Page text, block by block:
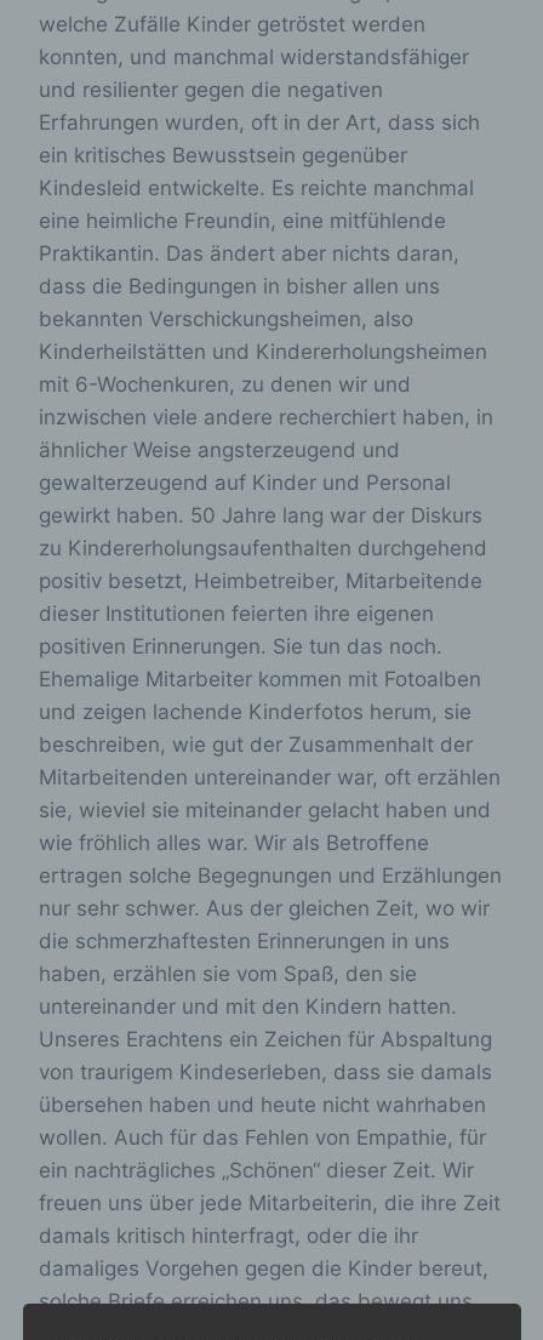
welche Zufälle Kinder getröstet werden
konnten, und manchmal widerstandsfähiger
und resilienter gegen die negativen
Erfahrungen wurden, oft in der Art, dass sich
ein kritisches Bewusstsein gegenüber
Kindesleid entwickelte. Es reichte manchmal
eine heimliche Freundin, eine mitfühlende
Praktikantin. Das ändert aber nichts daran,
dass die Bedingungen in bisher allen uns
bekannten Verschickungsheimen, also
Kinderheilstätten und Kindererholungsheimen
mit 6-Wochenkuren, zu denen wir und
inzwischen viele andere recherchiert haben, in
ähnlicher Weise angsterzeugend und
gewalterzeugend auf Kinder und Personal
gewirkt haben. 50 Jahre lang war der Diskurs
zu Kindererholungsaufenthalten durchgehend
positiv besetzt, Heimbetreiber, Mitarbeitende
dieser Institutionen feierten ihre eigenen
positiven Erinnerungen. Sie tun das noch.
Ehemalige Mitarbeiter kommen mit Fotoalben
und zeigen lachende Kinderfotos herum, sie
beschreiben, wie gut der Zusammenhalt der
Mitarbeitenden untereinander war, oft erzählen
sie, wieviel sie miteinander gelacht haben und
wie fröhlich alles war. Wir als Betroffene
ertragen solche Begegnungen und Erzählungen
nur sehr schwer. Aus der gleichen Zeit, wo wir
die schmerzhaftesten Erinnerungen in uns
haben, erzählen sie vom Spaß, den sie
untereinander und mit den Kindern hatten.
Unseres Erachtens ein Zeichen für Abspaltung
von traurigem Kindeserleben, dass sie damals
übersehen haben und heute nicht wahrhaben
wollen. Auch für das Fehlen von Empathie, für
ein nachträgliches „Schönen“ dieser Zeit. Wir
freuen uns über jede Mitarbeiterin, die ihre Zeit
damals kritisch hinterfragt, oder die ihr
damaliges Vorgehen gegen die Kinder bereut,
solche Briefe erreichen uns, das bewegt uns